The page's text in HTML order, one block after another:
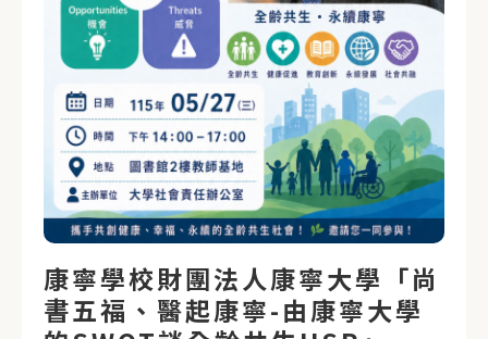
康寧學校財團法人康寧大學「尚
書五福、醫起康寧-由康寧大學